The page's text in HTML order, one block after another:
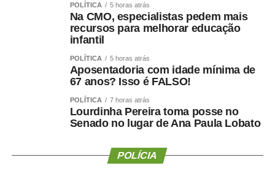
Entre as organizações de trabalhadores, a Força Sindical
também classificou como insuficiente a redução de 0,25
ponto percentual na Selic. Para a central sindical, juros
elevados encarecem o crédito, reduzem investimentos,
desestimulam o consumo e comprometem a geração de
“Perdemos uma excelente oportunidade de promover
uma redução drástica da taxa de juros, dar uma injeção
economia”, disse a entidade, em nota.
POLÍTICA 5 horas atrás
Na CMO, especialistas pedem mais
recursos para melhorar educação
infantil
POLÍTICA 5 horas atrás
Aposentadoria com idade mínima de
67 anos? Isso é FALSO!
POLÍTICA 7 horas atrás
Lourdinha Pereira toma posse no
Senado no lugar de Ana Paula Lobato
POLÍCIA